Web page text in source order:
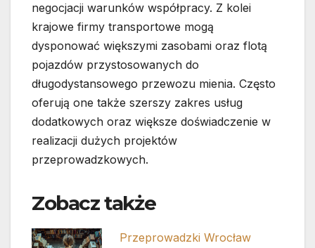
negocjacji warunków współpracy. Z kolei
krajowe firmy transportowe mogą
dysponować większymi zasobami oraz flotą
pojazdów przystosowanych do
długodystansowego przewozu mienia. Często
oferują one także szerszy zakres usług
dodatkowych oraz większe doświadczenie w
realizacji dużych projektów
przeprowadzkowych.
Zobacz także
Przeprowadzki Wrocław